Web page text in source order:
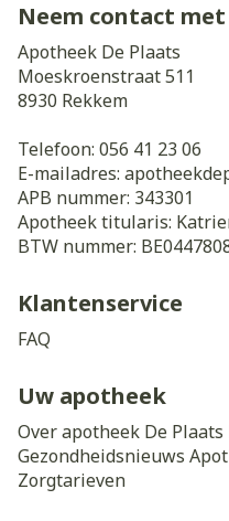
Neem contact met
Apotheek De Plaats
Moeskroenstraat 511
8930 Rekkem
Telefoon: 056 41 23 06
E-mailadres:
APB nummer: 343301
Apotheek titularis:
BTW nummer:
Klantenservice
FAQ
Uw apotheek
Over apotheek De Plaats
Gezondheidsnieuws
Zorgtarieven